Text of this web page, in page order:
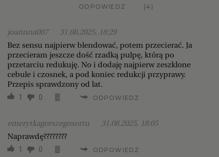
ODPOWIEDZ
(4)
joannna007
31.08.2025, 18:29
Bez sensu najpierw blendować, potem przecierać. Ja
przecieram jeszcze dość rzadką pulpę, którą po
przetarciu redukuję. No i dodaję najpierw zeszklone
cebule i czosnek, a pod koniec redukcji przyprawy.
Przepis sprawdzony od lat.
1 0 ODPOWIEDZ
emerytkagorszegosortu
31.08.2025, 18:05
Naprawdę????????
1 0 ODPOWIEDZ